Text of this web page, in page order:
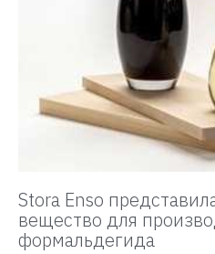
Stora Enso
вещество для
формальдегида